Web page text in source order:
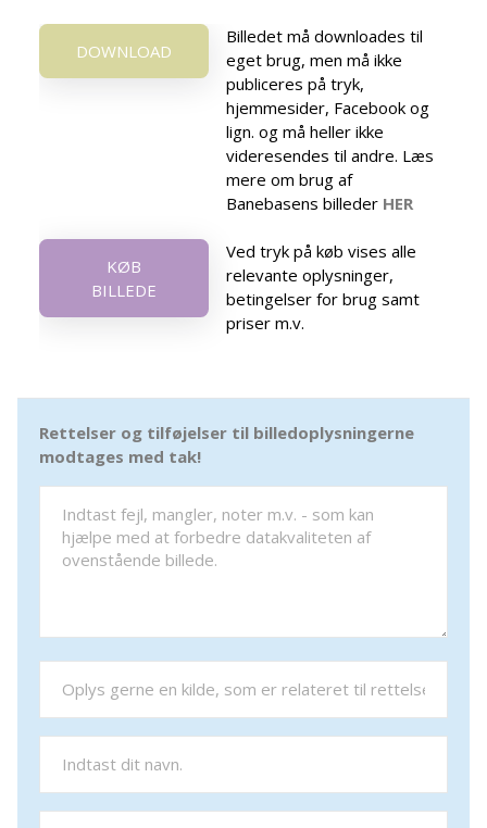
DOWNLOAD
Billedet må downloades til
eget brug, men må ikke
publiceres på tryk,
hjemmesider, Facebook og
lign. og må heller ikke
videresendes til andre. Læs
mere om brug af
Banebasens billeder HER
KØB
BILLEDE
Ved tryk på køb vises alle
relevante oplysninger,
betingelser for brug samt
priser m.v.
Rettelser og tilføjelser til billedoplysningerne
modtages med tak!